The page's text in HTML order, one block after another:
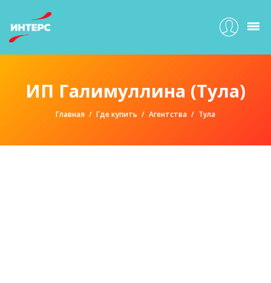
ИП Галимуллина (Тула)
Главная Где купить Агентства Тула